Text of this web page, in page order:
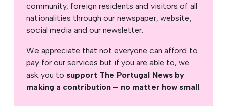
community, foreign residents and visitors of all
nationalities through our newspaper, website,
social media and our newsletter.
We appreciate that not everyone can afford to
pay for our services but if you are able to, we
ask you to support The Portugal News by
making a contribution – no matter how small.